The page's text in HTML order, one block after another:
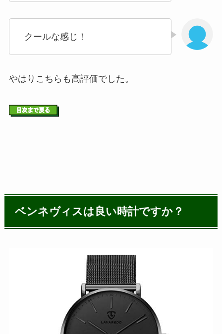
クールな感じ！
やはりこちらも高評価でした。
ベンネヴィスは良い時計ですか？